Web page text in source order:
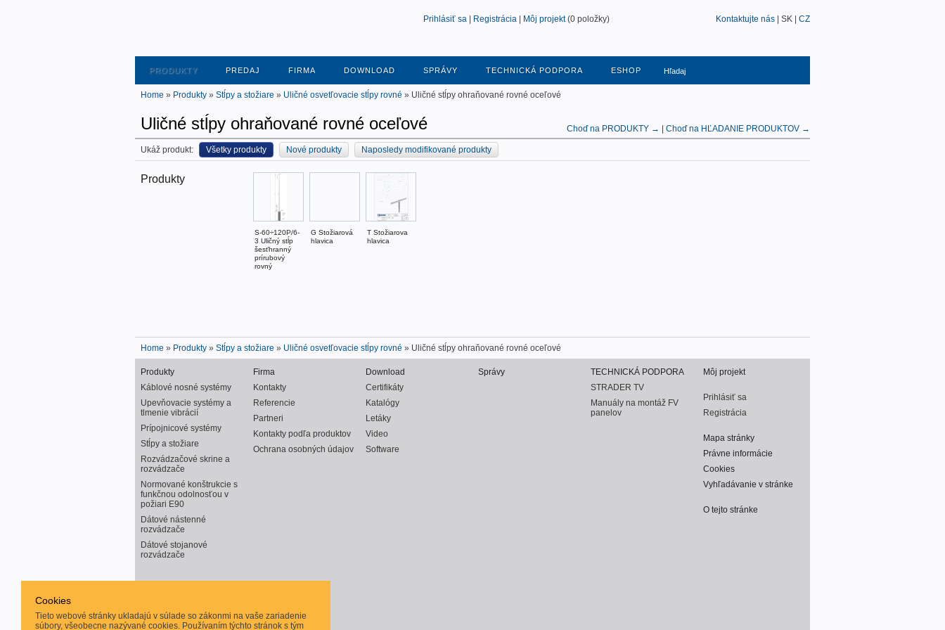
Prihlásiť sa Registrácia Môj projekt(0 položky) Kontaktujte nás | SK | CZ
PRODUKTY PREDAJ FIRMA DOWNLOAD SPRÁVY TECHNICKÁ PODPORA ESHOP
Home » Produkty » Stĺpy a stožiare » Uličné osvetľovacie stĺpy rovné » Uličné stĺpy ohraňované rovné oceľové
Choď na PRODUKTY → Choď na HĽADANIE PRODUKTOV →
Uličné stĺpy ohraňované rovné oceľové
Ukáž produkt: Všetky produkty Nové produkty Naposledy modifikované produkty
Produkty
S-60÷120P/6-
3 Uličný stĺp
šesťhranný
prírubový
rovný
G Stožiarová
hlavica
T Stožiarova
hlavica
Home » Produkty » Stĺpy a stožiare » Uličné osvetľovacie stĺpy rovné » Uličné stĺpy ohraňované rovné oceľové
Produkty
Káblové nosné systémy
Upevňovacie systémy a
tlmenie vibrácií
Prípojnicové systémy
Stĺpy a stožiare
Rozvádzačové skrine a
rozvádzače
Normované konštrukcie s
funkčnou odolnosťou v
požiari E90
Dátové nástenné
rozvádzače
Dátové stojanové
rozvádzače
/data/1/e/1e659348-9d5e-
47ee-8775-
Firma
Kontakty
Referencie
Partneri
Kontakty podľa produktov
Ochrana osobných údajov
Download
Certifikáty
Katalógy
Letáky
Video
Software
Správy
TECHNICKÁ PODPORA
STRADER TV
Manuály na montáž FV
panelov
Môj projekt
Prihlásiť sa
Registrácia
Mapa stránky
Právne informácie
Cookies
Vyhľadávanie v stránke
O tejto stránke
Cookies
Tieto webové stránky ukladajú v súlade so zákonmi na vaše zariadenie
súbory, všeobecne nazývané cookies. Používaním týchto stránok s tým